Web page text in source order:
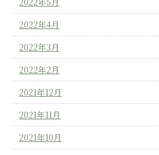
2022年4月
2022年3月
2022年2月
2021年12月
2021年11月
2021年10月